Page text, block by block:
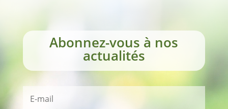
Abonnez-vous à nos
actualités